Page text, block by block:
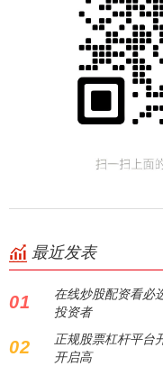
最近发表
01
在线炒股配资看必
投资者
02
正规股票杠杆平台
开启高